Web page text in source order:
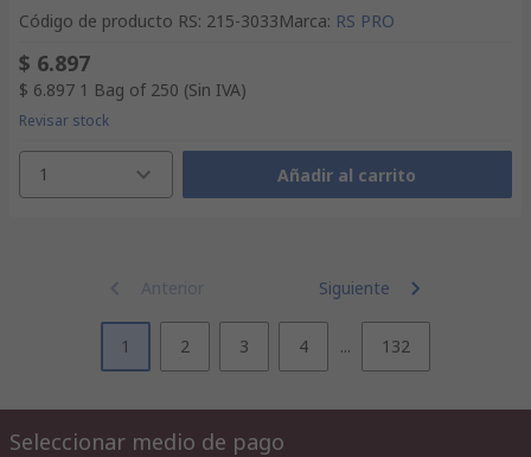
Código de producto RS: 215-3033Marca: RS PRO
$ 6.897
$ 6.897 1 Bag of 250 (Sin IVA)
Revisar stock
1 Añadir al carrito
Anterior Siguiente
1 2 3 4 ... 132
Seleccionar medio de pago